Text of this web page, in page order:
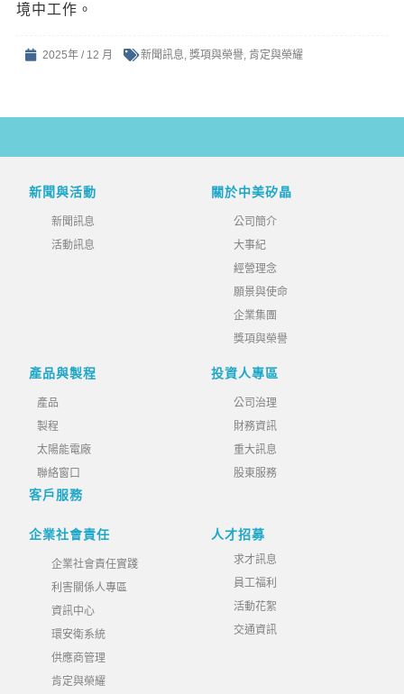
境中工作。
2025年 / 12 月 新聞訊息 獎項與榮譽 肯定與榮耀
新聞與活動
新聞訊息
活動訊息
關於中美矽晶
公司簡介
大事紀
經營理念
願景與使命
企業集團
獎項與榮譽
產品與製程
產品
製程
太陽能電廠
聯絡窗口
客戶服務
投資人專區
公司治理
財務資訊
重大訊息
股東服務
企業社會責任
企業社會責任實踐
利害關係人專區
資訊中心
環安衛系統
供應商管理
肯定與榮耀
人才招募
求才訊息
員工福利
活動花絮
交通資訊